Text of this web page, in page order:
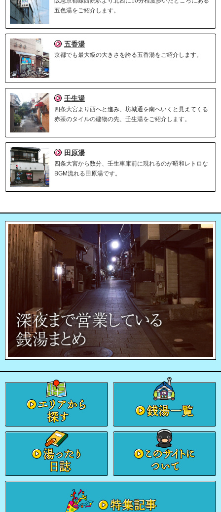
五色湯をご紹介します。
五香湯
京都でも最大級の大きさを誇る五香湯をご紹介します。
壬生湯
四条大宮より西へと進み、坊城通を南へいくと見えてくる
赤茶のタイルの建物の先、壬生湯をご紹介します。
田原湯
四条大宮から数分、壬生車庫前に現れるのが昭和レトロな
BGM流れる田原湯です。